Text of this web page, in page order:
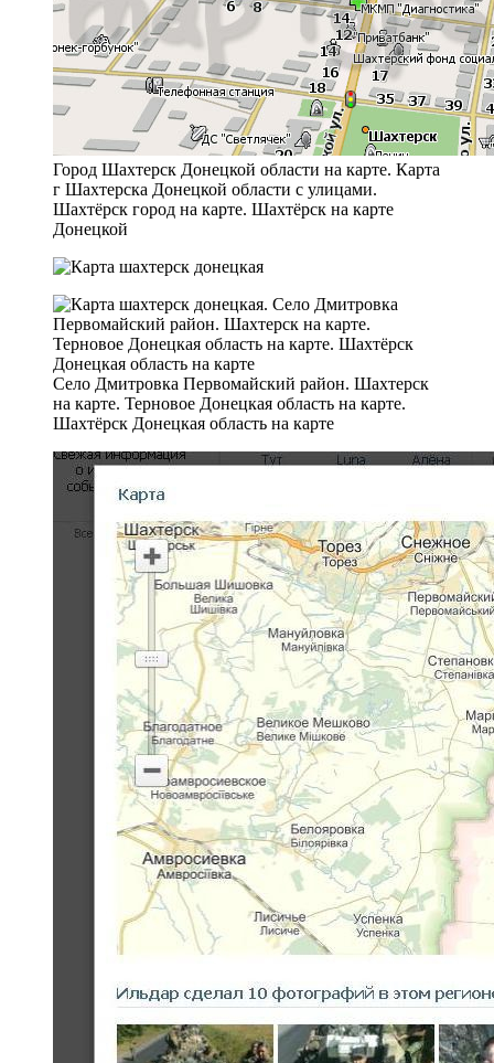
Город Шахтерск Донецкой области на карте. Карта
г Шахтерска Донецкой области с улицами.
Шахтёрск город на карте. Шахтёрск на карте
Донецкой
Село Дмитровка Первомайский район. Шахтерск
на карте. Терновое Донецкая область на карте.
Шахтёрск Донецкая область на карте